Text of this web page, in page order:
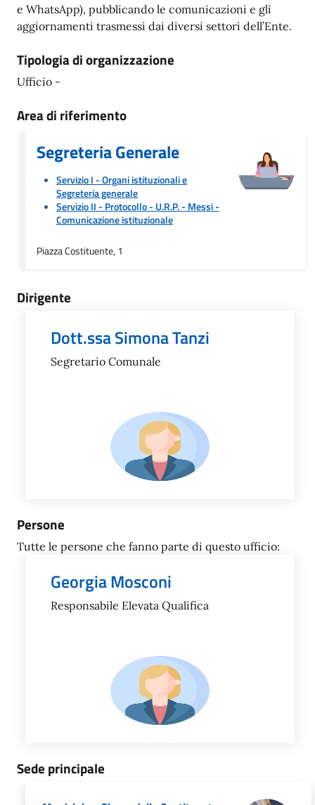
e WhatsApp), pubblicando le comunicazioni e gli
aggiornamenti trasmessi dai diversi settori dell’Ente.
Tipologia di organizzazione
Ufficio -
Area di riferimento
Segreteria Generale
Servizio I - Organi istituzionali e
Segreteria generale
Servizio II - Protocollo - U.R.P. - Messi-
Comunicazione istituzionale
Piazza Costituente, 1
Dirigente
Dott.ssa Simona Tanzi
Segretario Comunale
Persone
Tutte le persone che fanno parte di questo ufficio:
Georgia Mosconi
Responsabile Elevata Qualifica
Sede principale